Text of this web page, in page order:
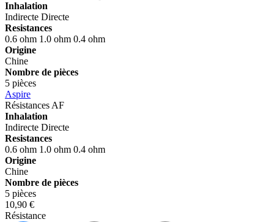
Inhalation
Indirecte Directe
Resistances
0.6 ohm 1.0 ohm 0.4 ohm
Origine
Chine
Nombre de pièces
5 pièces
Aspire
Résistances AF
Inhalation
Indirecte Directe
Resistances
0.6 ohm 1.0 ohm 0.4 ohm
Origine
Chine
Nombre de pièces
5 pièces
10,90 €
Résistance